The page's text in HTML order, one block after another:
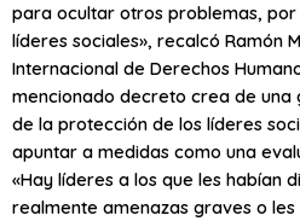
para ocultar otros problemas,
líderes sociales», recalcó Ramón
Internacional de Derechos
mencionado decreto crea de
de la protección de los líderes
apuntar a medidas como una
«Hay líderes a los que les habían
realmente amenazas graves o